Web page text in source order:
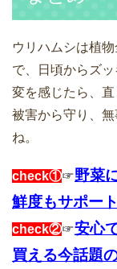
ウリハムシは植
で、日頃からズ
変を感じたら、
被害から守り、
ね。
check①☞野菜
鮮度もサポー
check②☞安心
買える今話題